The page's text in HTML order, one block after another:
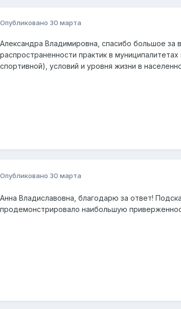
Опубликовано 30 марта
Александра Владимировна, спасибо большое за
распространенности практик в
спортивной), условий и уровня жизни в
Опубликовано 30 марта
Анна Владиславовна, благодарю за ответ!
продемонстрировало наибольшую